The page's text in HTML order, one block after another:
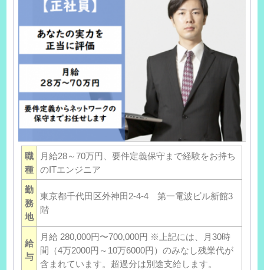
職
種
月給28～70万円、要件定義保守まで経験をお持ち
のITエンジニア
勤
務
地
東京都千代田区外神田2-4-4 第一電波ビル新館3
階
給
与
月給 280,000円〜700,000円 ※上記には、月30時
間（4万2000円～10万6000円）のみなし残業代が
含まれています。超過分は別途支給します。